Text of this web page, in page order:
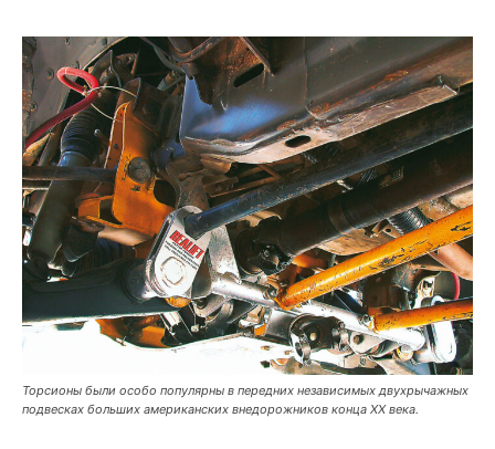
Торсионы были особо популярны в передних независимых двухрычажных
подвесках больших американских внедорожников конца ХХ века.